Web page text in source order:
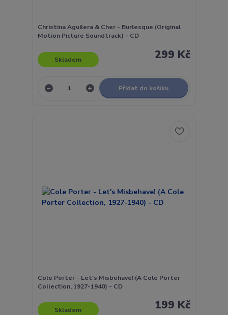
Christina Aguilera & Cher - Burlesque (Original
Motion Picture Soundtrack) - CD
299 Kč
Skladem
Přidat do košíku
Cole Porter - Let's Misbehave! (A Cole Porter
Collection, 1927-1940) - CD
199 Kč
Skladem